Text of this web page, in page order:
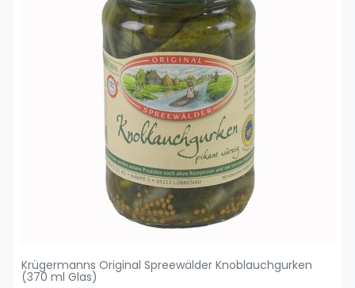
Krügermanns Original Spreewälder Knoblauchgurken
(370 ml Glas)